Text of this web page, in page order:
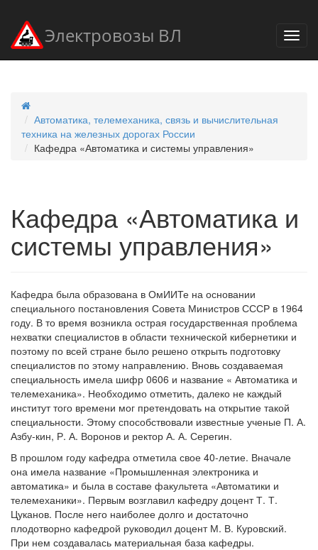
Электровозы ВЛ
Автоматика, телемеханика, связь и вычислительная
техника на железных дорогах России
Кафедра «Автоматика и системы управления»
Кафедра «Автоматика и
системы управления»
Кафедра была образована в ОмИИТе на основании
специального постановления Совета Министров СССР в 1964
году. В то время возникла острая государственная проблема
нехватки специалистов в области технической кибернетики и
поэтому по всей стране было решено открыть подготовку
специалистов по этому направлению. Вновь создаваемая
специальность имела шифр 0606 и название « Автоматика и
телемеханика». Необходимо отметить, далеко не каждый
институт того времени мог претендовать на открытие такой
специальности. Этому способствовали известные ученые П. А.
Азбу-кин, Р. А. Воронов и ректор А. А. Серегин.
В прошлом году кафедра отметила свое 40-летие. Вначале
она имела название «Промышленная электроника и
автоматика» и была в составе факультета «Автоматики и
телемеханики». Первым возглавил кафедру доцент Т. Т.
Цуканов. После него наиболее долго и достаточно
плодотворно кафедрой руководил доцент М. В. Куровский.
При нем создавалась материальная база кафедры.